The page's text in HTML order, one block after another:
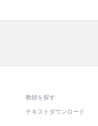
教師を探す
テキストダウンロード